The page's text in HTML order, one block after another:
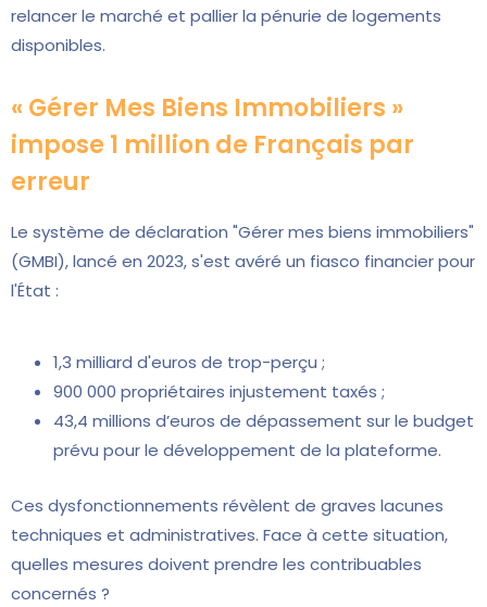
relancer le marché et pallier la pénurie de logements
disponibles.
« Gérer Mes Biens Immobiliers »
impose 1 million de Français par
erreur
Le système de déclaration "Gérer mes biens immobiliers"
(GMBI), lancé en 2023, s'est avéré un fiasco financier pour
l'État :
1,3 milliard d'euros de trop-perçu ;
900 000 propriétaires injustement taxés ;
43,4 millions d’euros de dépassement sur le budget
prévu pour le développement de la plateforme.
Ces dysfonctionnements révèlent de graves lacunes
techniques et administratives. Face à cette situation,
quelles mesures doivent prendre les contribuables
concernés ?